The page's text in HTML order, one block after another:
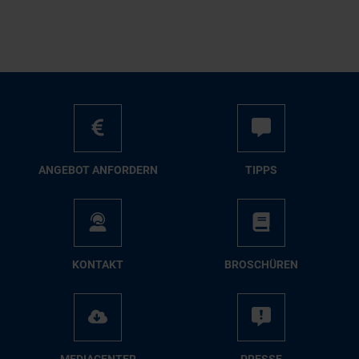
AN­GE­BOT AN­FOR­DERN TIPPS
KON­TAKT BRO­SCHÜ­REN